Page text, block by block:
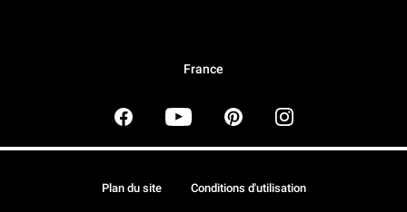
France
Plan du site Conditions d'utilisation